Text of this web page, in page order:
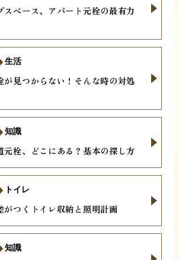
スペース、アパート元栓の最有力
が見つからない！そんな時の対処
生活
元栓、どこにある？基本の探し方
知識
がつくトイレ収納と照明計画
トイレ
知識